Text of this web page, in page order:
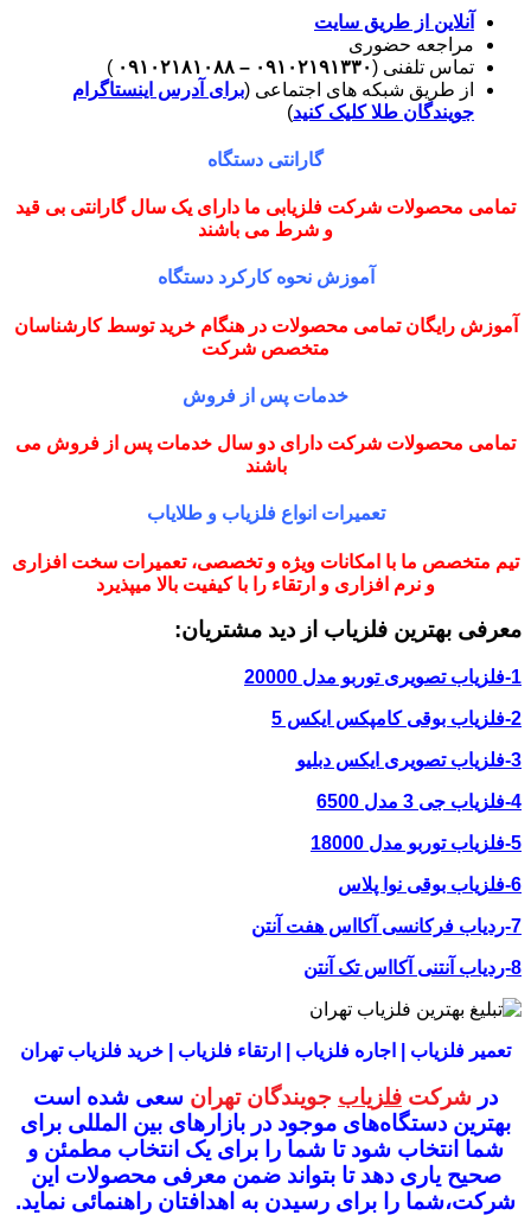
آنلاین از طریق سایت
مراجعه حضوری
تماس تلفنی (۰۹۱۰۲۱۹۱۳۳۰ – ۰۹۱۰۲۱۸۱۰۸۸
)
از طریق شبکه های اجتماعی (برای آدرس اینستاگرام
جویندگان طلا کلیک کنید)
گارانتی دستگاه
تمامی محصولات شرکت فلزیابی ما دارای یک سال گارانتی بی قید
و شرط می باشند
آموزش نحوه کارکرد دستگاه
آموزش رایگان تمامی محصولات در هنگام خرید توسط کارشناسان
متخصص شرکت
خدمات پس از فروش
تمامی محصولات شرکت دارای دو سال خدمات پس از فروش می
باشند
تعمیرات انواع فلزیاب و طلایاب
تیم متخصص ما با امکانات ویژه و تخصصی، تعمیرات سخت افزاری
و نرم افزاری و ارتقاء را با کیفیت بالا میپذیرد
معرفی بهترین فلزیاب از دید مشتریان:
1-فلزیاب تصویری توربو مدل 20000
2-فلزیاب بوقی کامپکس ایکس 5
3-فلزیاب تصویری ایکس دبلیو
4-فلزیاب جی 3 مدل 6500
5-فلزیاب توربو مدل 18000
6-فلزیاب بوقی نوا پلاس
7-ردیاب فرکانسی آکااس هفت آنتن
8-ردیاب آنتنی آکااس تک آنتن
تعمیر فلزیاب | اجاره فلزیاب | ارتقاء فلزیاب | خرید فلزیاب تهران
در شرکت فلزیاب جویندگان تهران سعی شده است
بهترین دستگاه‌های موجود در بازار‌های بین المللی برای
شما انتخاب شودتا شما را برای یک انتخاب مطمئن و
صحیح یاری دهد تا بتواند ضمن معرفی محصولات این
شرکت،شما را برای رسیدن به اهدافتان راهنمائی نماید.